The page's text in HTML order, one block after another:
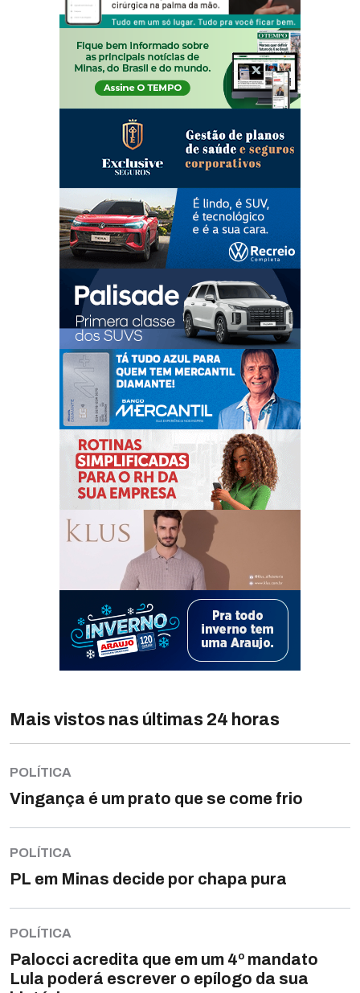
Mais vistos nas últimas 24 horas
POLÍTICA
Vingança é um prato que se come frio
POLÍTICA
PL em Minas decide por chapa pura
POLÍTICA
Palocci acredita que em um 4º mandato
Lula poderá escrever o epílogo da sua